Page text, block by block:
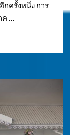
กครั้งหนึ่ง การ
ค …